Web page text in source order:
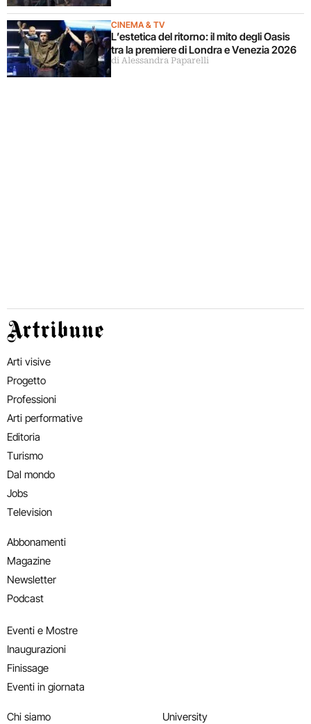
CINEMA & TV
L’estetica del ritorno: il mito degli Oasis
tra la premiere di Londra e Venezia 2026
di Alessandra Paparelli
Artribune
Arti visive
Progetto
Professioni
Arti performative
Editoria
Turismo
Dal mondo
Jobs
Television
Abbonamenti
Magazine
Newsletter
Podcast
Eventi e Mostre
Inaugurazioni
Finissage
Eventi in giornata
Chi siamo
University